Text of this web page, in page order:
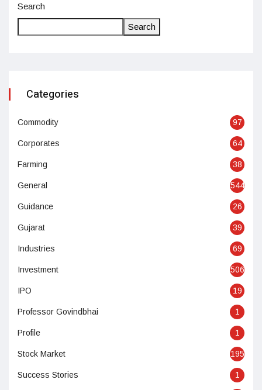
Search
Search
Categories
Commodity 97
Corporates 64
Farming 38
General 544
Guidance 26
Gujarat 39
Industries 69
Investment 506
IPO 19
Professor Govindbhai 1
Profile 1
Stock Market 195
Success Stories 1